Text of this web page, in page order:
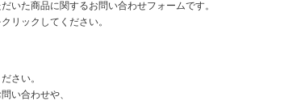
いた商品に関するお問い合わせフォームです。
リックしてください。
さい。
い合わせや、